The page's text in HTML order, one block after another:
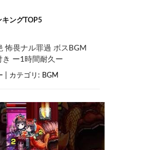
キングTOP5
怖畏ナル罪過 ボスBGM
き ー1時間耐久ー
カテゴリ: BGM